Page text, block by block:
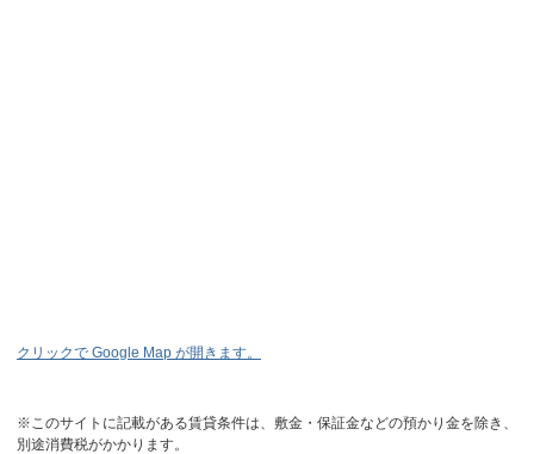
クリックで Google Map が開きます。
※このサイトに記載がある賃貸条件は、敷金・保証金などの預かり金を除き、
別途消費税がかかります。